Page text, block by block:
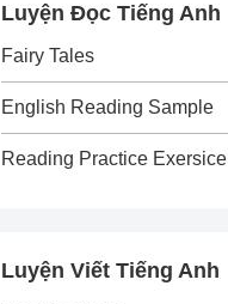
Luyện Đọc Tiếng Anh
Fairy Tales
English Reading Sample
Reading Practice Exersice
Luyện Viết Tiếng Anh